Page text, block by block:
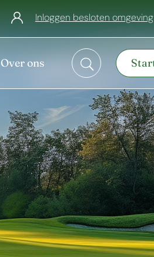
Inloggen besloten omgeving
Over ons U